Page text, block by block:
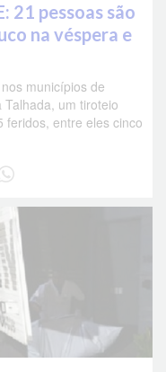
21 pessoas são
na véspera e
municípios de
um tiroteio
feridos, entre eles cinco